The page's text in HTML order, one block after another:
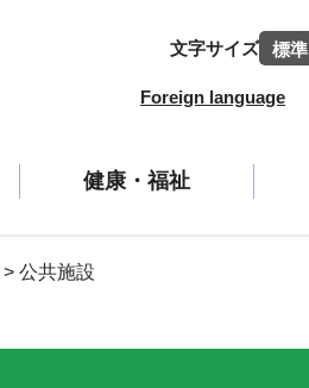
文字サイズ 標準
Foreign language
健康・福祉
> 公共施設